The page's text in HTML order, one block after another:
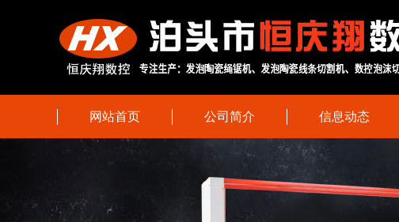
网站首页 公司简介 信息动态